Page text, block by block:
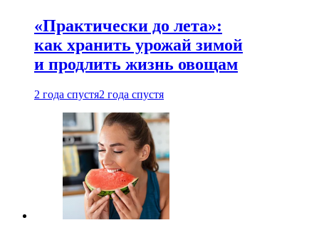
«Практически до лета»:
как хранить урожай зимой
и продлить жизнь овощам
2 года спустя2 года спустя